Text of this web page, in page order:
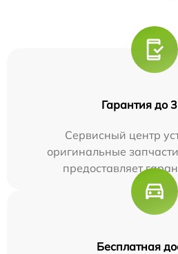
Гарантия до
Сервисный центр
оригинальные
предоставляет
Бесплатная